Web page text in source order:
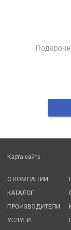
Карта сайта
О КОМПАНИИ
КАТАЛОГ
ПРОИЗВОДИТЕЛИ
УСЛУГИ